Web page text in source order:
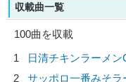
収載曲一覧
100曲を収載
1
日清チキンラーメ
2
サッポロ一番みそラ